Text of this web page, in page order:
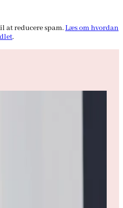
at reducere spam.Læs om hvordan
.